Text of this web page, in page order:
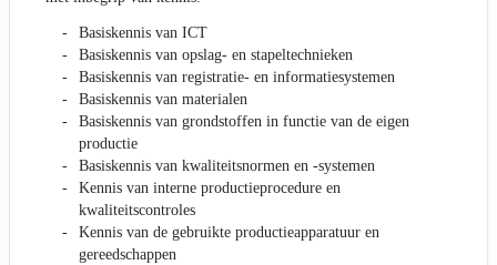
Basiskennis van ICT
Basiskennis van opslag- en stapeltechnieken
Basiskennis van registratie- en informatiesystemen
Basiskennis van materialen
Basiskennis van grondstoffen in functie van de eigen
productie
Basiskennis van kwaliteitsnormen en -systemen
Kennis van interne productieprocedure en
kwaliteitscontroles
Kennis van de gebruikte productieapparatuur en
gereedschappen